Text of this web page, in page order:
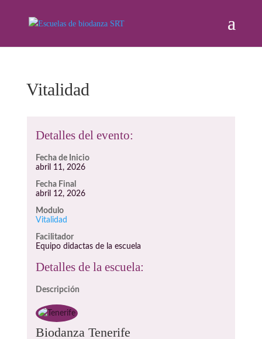
Vitalidad
Detalles del evento:
Fecha de Inicio
abril 11, 2026
Fecha Final
abril 12, 2026
Modulo
Vitalidad
Facilitador
Equipo didactas de la escuela
Detalles de la escuela:
Descripción
Biodanza Tenerife